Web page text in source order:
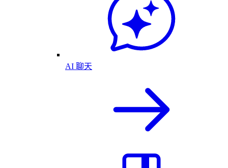
AI 聊天